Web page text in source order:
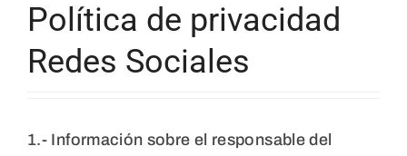
Quiénes Somos
Contacto
Política de privacidad
Redes Sociales
1.- Información sobre el responsable del